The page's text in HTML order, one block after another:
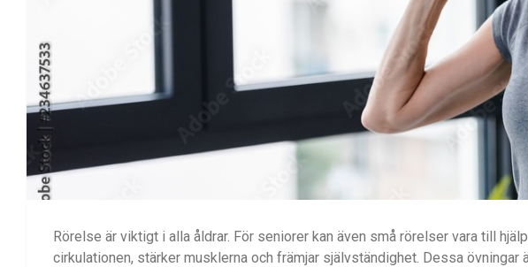
Rörelse är viktigt i alla åldrar. För seniorer kan även små rörelser vara till
cirkulationen, stärker musklerna och främjar självständighet. Dessa övningar